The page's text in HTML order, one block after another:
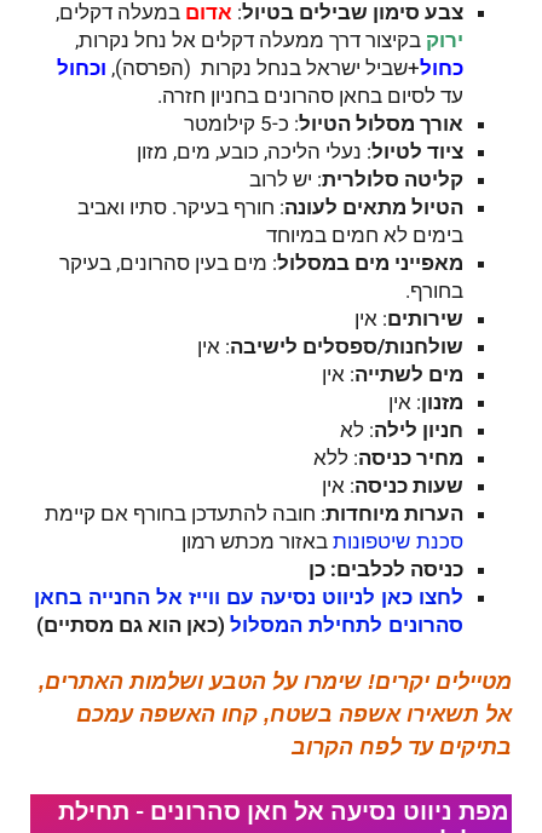
צבע סימון שבילים בטיול: אדום במעלה דקלים,
ירוק בקיצור דרך ממעלה דקלים אל נחל נקרות,
כחול+שביל ישראל בנחל נקרות (הפרסה), וכחול
עד לסיום בחאן סהרונים בחניון חזרה.
אורך מסלול הטיול: כ-5 קילומטר
ציוד לטיול: נעלי הליכה, כובע, מים, מזון
קליטה סלולרית: יש לרוב
הטיול מתאים לעונה: חורף בעיקר. סתיו ואביב
בימים לא חמים במיוחד
מאפייני מים במסלול: מים בעין סהרונים, בעיקר
בחורף.
שירותים: אין
שולחנות/ספסלים לישיבה: אין
מים לשתייה: אין
מזנון: אין
חניון לילה: לא
מחיר כניסה: ללא
שעות כניסה: אין
הערות מיוחדות: חובה להתעדכן בחורף אם קיימת
סכנת שיטפונות באזור מכתש רמון
כניסה לכלבים: כן
לחצו כאן לניווט נסיעה עם ווייז אל החנייה בחאן
סהרונים לתחילת המסלול (כאן הוא גם מסתיים)
מטיילים יקרים! שימרו על הטבע ושלמות האתרים,
אל תשאירו אשפה בשטח, קחו האשפה עמכם
בתיקים עד לפח הקרוב
מפת ניווט נסיעה אל​ חאן סהרונים - תחילת